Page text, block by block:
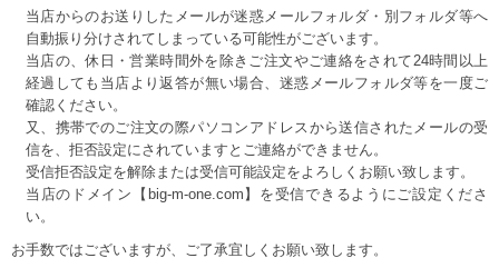
当店からのお送りしたメールが迷惑メールフォルダ・別フォルダ等へ
自動振り分けされてしまっている可能性がございます。
当店の、休日・営業時間外を除きご注文やご連絡をされて24時間以上
経過しても当店より返答が無い場合、迷惑メールフォルダ等を一度ご
確認ください。
又、携帯でのご注文の際パソコンアドレスから送信されたメールの受
信を、拒否設定にされていますとご連絡ができません。
受信拒否設定を解除または受信可能設定をよろしくお願い致します。
当店のドメイン【big-m-one.com】を受信できるようにご設定くださ
い。
お手数ではございますが、ご了承宜しくお願い致します。